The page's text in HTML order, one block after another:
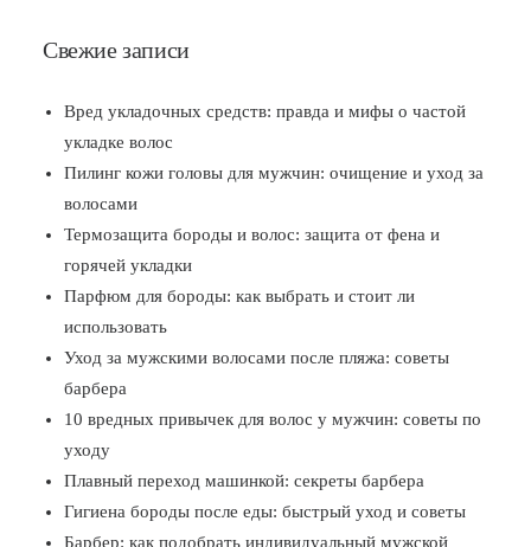
Свежие записи
Вред укладочных средств: правда и мифы о частой
укладке волос
Пилинг кожи головы для мужчин: очищение и уход за
волосами
Термозащита бороды и волос: защита от фена и
горячей укладки
Парфюм для бороды: как выбрать и стоит ли
использовать
Уход за мужскими волосами после пляжа: советы
барбера
10 вредных привычек для волос у мужчин: советы по
уходу
Плавный переход машинкой: секреты барбера
Гигиена бороды после еды: быстрый уход и советы
Барбер: как подобрать индивидуальный мужской